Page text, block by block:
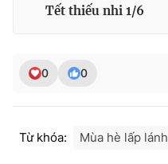
Tết thiếu nhi 1/6
0 0
Từ khóa: Mùa hè lấp lánh